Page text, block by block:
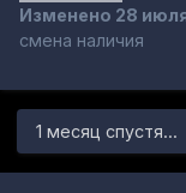
Изменено 28
смена наличия
1 месяц спустя...